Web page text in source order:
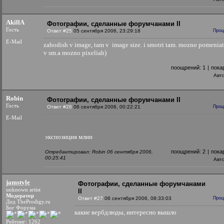
AkillA
Гость
E-Mail
Фотографии, сделанные форумчанами II
Ответ #25 05 сентября 2006, 23:29:18
zahodish v image, tam v image size. i smotri tam. mozno
v sm.a mozno pixeliah)
поощрений: 1 |
Robin
Гость
E-Mail
Фотографии, сделанные форумчанами II
Ответ #26 06 сентября 2006, 00:22:21
экспозиция млин
Отредактировал: Robin 06 сентября 2006,
00:25:41
поощрений: 2 |
jamstyle
unknown artist
Модератор
Дед TheProdigy.ru
Бог Форума
Рейтинг: 1262
Фотографии, сделанные форумчанами
Ответ #27 06 сентября 2006, 08:33:03
какие вербдлюды, интересно вышло